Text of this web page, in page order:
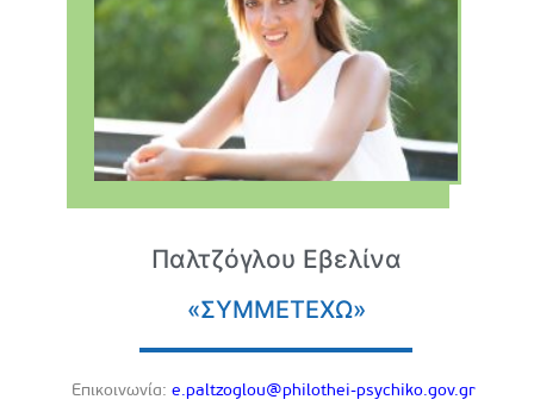
Παλτζόγλου Εβελίνα
«ΣΥΜΜΕΤΕΧΩ»
Eπικοινωνία: e.paltzoglou@philothei-psychiko.gov.gr